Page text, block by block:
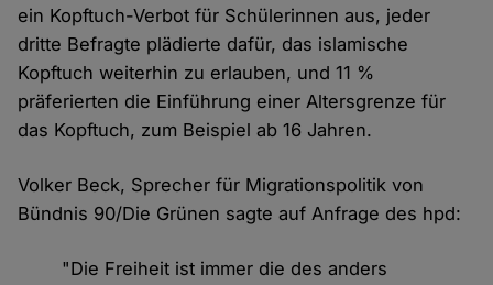
ein Kopftuch-Verbot für Schülerinnen aus, jeder
dritte Befragte plädierte dafür, das islamische
Kopftuch weiterhin zu erlauben, und 11 %
präferierten die Einführung einer Altersgrenze für
das Kopftuch, zum Beispiel ab 16 Jahren.
Volker Beck, Sprecher für Migrationspolitik von
Bündnis 90/Die Grünen sagte auf Anfrage des hpd:
"Die Freiheit ist immer die des anders